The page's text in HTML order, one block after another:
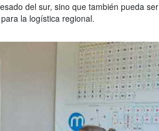
del sur, sino que también pueda ser
la logística regional.